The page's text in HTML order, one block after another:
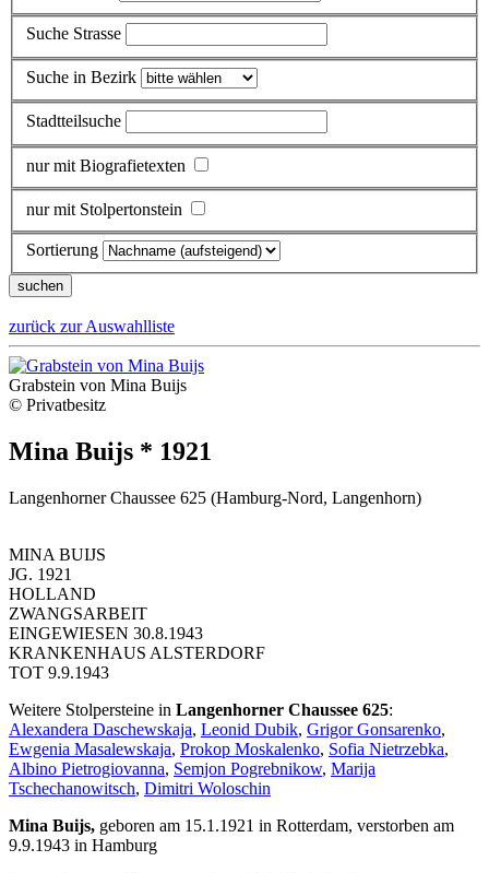
Suche Strasse
Suche in Bezirk
Stadtteilsuche
nur mit Biografietexten
nur mit Stolpertonstein
Sortierung
zurück zur Auswahlliste
Grabstein von Mina Buijs
© Privatbesitz
Mina Buijs * 1921
Langenhorner Chaussee 625 (Hamburg-Nord, Langenhorn)
MINA BUIJS
JG. 1921
HOLLAND
ZWANGSARBEIT
EINGEWIESEN 30.8.1943
KRANKENHAUS ALSTERDORF
TOT 9.9.1943
Weitere Stolpersteine in Langenhorner Chaussee 625:
Alexandera Daschewskaja, Leonid Dubik, Grigor Gonsarenko,
Ewgenia Masalewskaja, Prokop Moskalenko, Sofia Nietrzebka,
Albino Pietrogiovanna, Semjon Pogrebnikow, Marija
Tschechanowitsch, Dimitri Woloschin
Mina Buijs, geboren am 15.1.1921 in Rotterdam, verstorben am
9.9.1943 in Hamburg